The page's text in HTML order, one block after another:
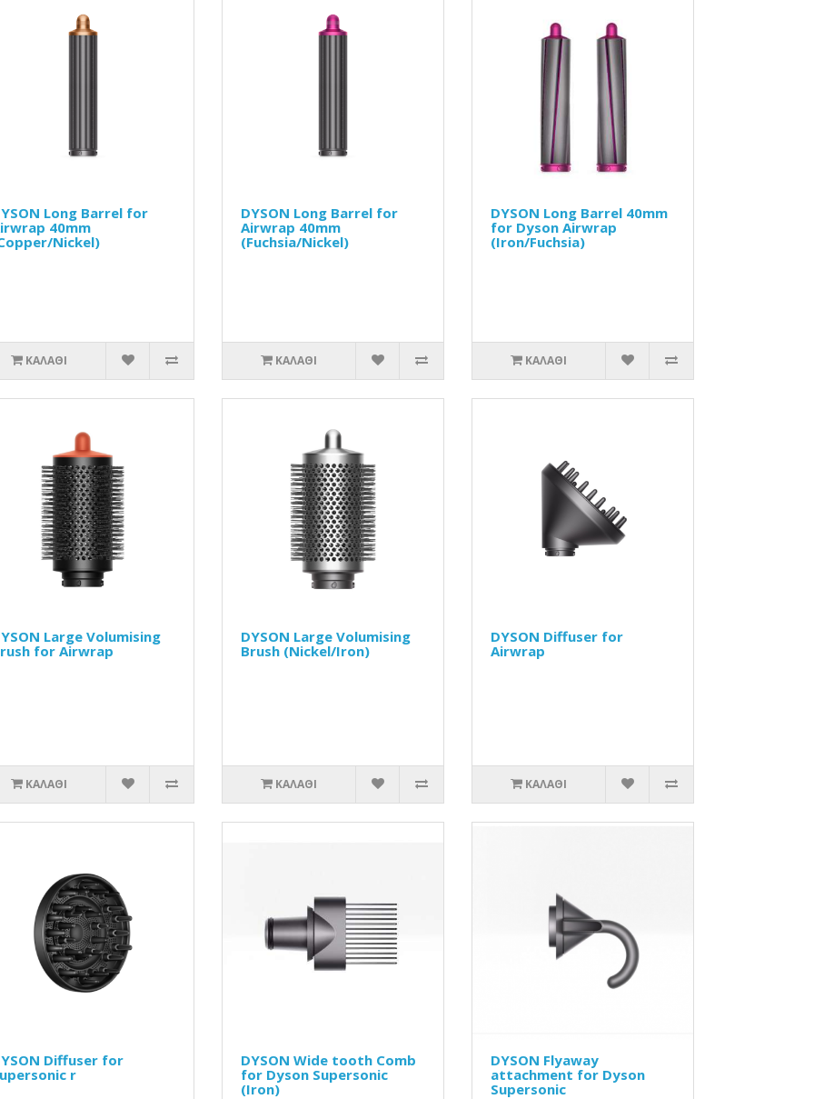
Long Barrel for
40mm
Nickel)
ΚΑΛΆΘΙ
DYSON Long Barrel for
Airwrap 40mm
(Fuchsia/Nickel)
ΚΑΛΆΘΙ
DYSON Long Barrel 40mm
for Dyson Airwrap
(Iron/Fuchsia)
ΚΑΛΆΘΙ
Large Volumising
for Airwrap
ΚΑΛΆΘΙ
DYSON Large Volumising
Brush (Nickel/Iron)
ΚΑΛΆΘΙ
DYSON Diffuser for
Airwrap
ΚΑΛΆΘΙ
Diffuser for
r
DYSON Wide tooth Comb
for Dyson Supersonic
(Iron)
DYSON Flyaway
attachment for Dyson
Supersonic